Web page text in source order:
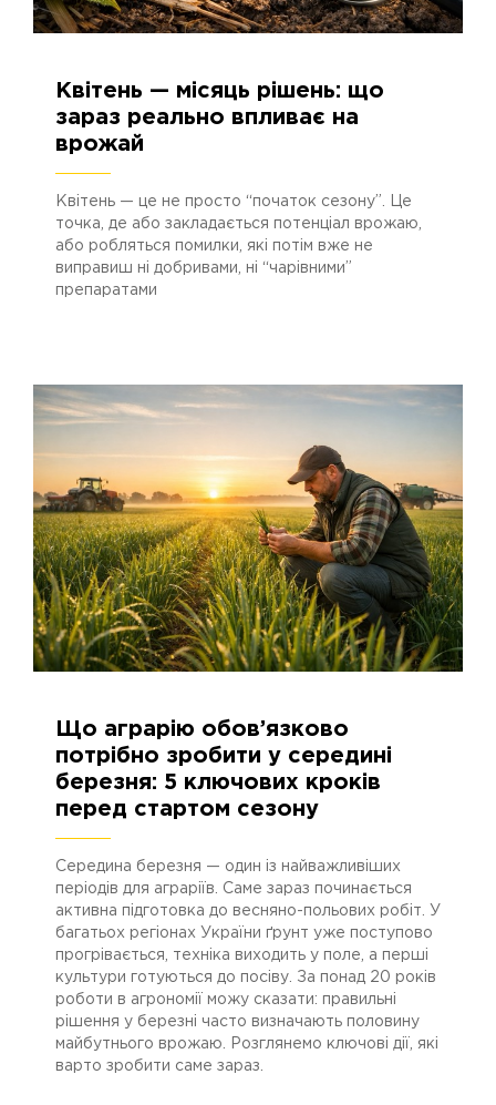
526 26.03.2026
Квітень — місяць рішень: що
зараз реально впливає на
врожай
Квітень — це не просто “початок сезону”. Це
точка, де або закладається потенціал врожаю,
або робляться помилки, які потім вже не
виправиш ні добривами, ні “чарівними”
препаратами
506 16.03.2026
Що аграрію обов’язково
потрібно зробити у середині
березня: 5 ключових кроків
перед стартом сезону
Середина березня — один із найважливіших
періодів для аграріїв. Саме зараз починається
активна підготовка до весняно-польових робіт. У
багатьох регіонах України ґрунт уже поступово
прогрівається, техніка виходить у поле, а перші
культури готуються до посіву. За понад 20 років
роботи в агрономії можу сказати: правильні
рішення у березні часто визначають половину
майбутнього врожаю. Розглянемо ключові дії, які
варто зробити саме зараз.